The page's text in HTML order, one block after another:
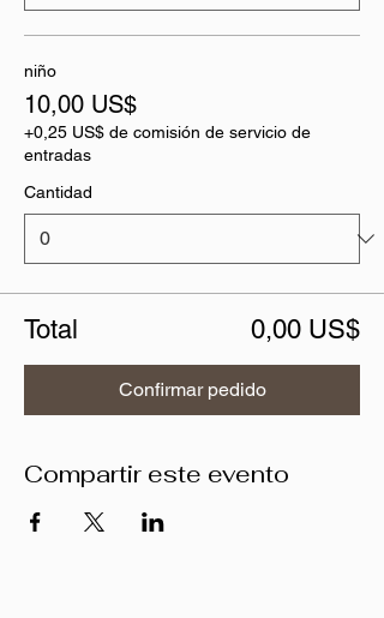
niño
10,00 US$
+0,25 US$ de comisión de servicio de
entradas
Cantidad
Total 0,00 US$
Confirmar pedido
Compartir este evento